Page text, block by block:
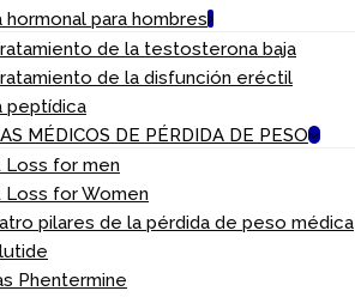
hormonal para hombres
de la testosterona baja
de la disfunción eréctil
peptídica
MÉDICOS DE PÉRDIDA DE PESO
Loss for men
Loss for Women
pilares de la pérdida de peso médica
Phentermine